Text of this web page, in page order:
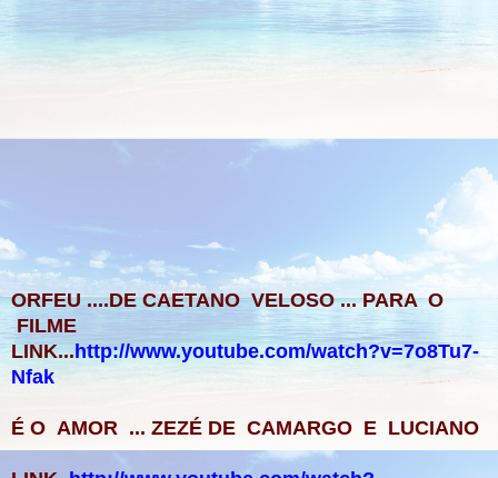
ORFEU ....DE CAETANO VELOSO ... PARA O
FILME
LINK...http://www.youtube.com/watch?v=7o8Tu7-
Nfak
É O AMOR ... ZEZÉ DE CAMARGO E LUCIANO